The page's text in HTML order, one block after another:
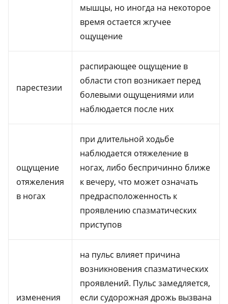
мышцы, но иногда на некоторое
время остается жгучее
ощущение
парестезии
распирающее ощущение в
области стоп возникает перед
болевыми ощущениями или
наблюдается после них
ощущение
отяжеления
в ногах
при длительной ходьбе
наблюдается отяжеление в
ногах, либо беспричинно ближе
к вечеру, что может означать
предрасположенность к
проявлению спазматических
приступов
изменения
на пульс влияет причина
возникновения спазматических
проявлений. Пульс замедляется,
если судорожная дрожь вызвана